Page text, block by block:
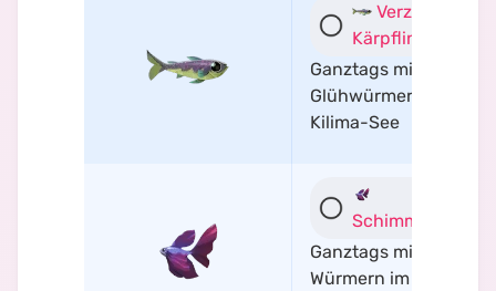
Verzauberter
Kärpfling
Ganztags mit
Glühwürmern im
Kilima-See
Schimmerflosse
Ganztags mit
Würmern im Kilima-